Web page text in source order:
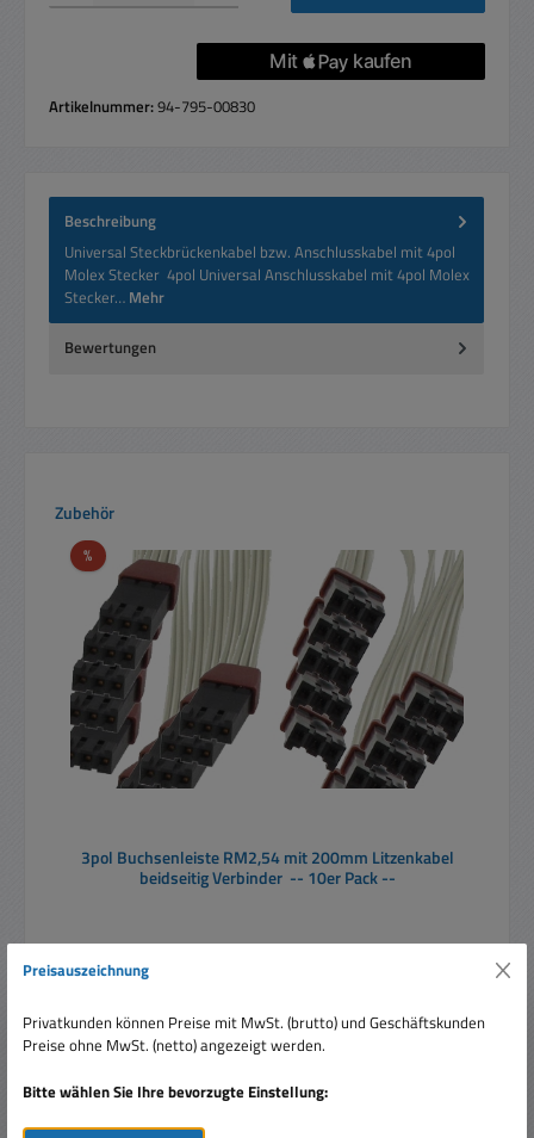
Artikelnummer:94-795-00830
Beschreibung
Universal Steckbrückenkabel bzw. Anschlusskabel mit 4pol
Molex Stecker 4pol Universal Anschlusskabel mit 4pol Molex
Stecker… Mehr
Bewertungen
Produktgalerie überspringen
Zubehör
%Rabatt
3pol Buchsenleiste RM2,54 mit 200mm Litzenkabel
beidseitig Verbinder -- 10er Pack --
Preise inkl. MwSt. zzgl. Versandkosten
Preisauszeichnung
Privatkunden können Preise mit MwSt. (brutto) und Geschäftskunden
Preise ohne MwSt. (netto) angezeigt werden.
Bitte wählen Sie Ihre bevorzugte Einstellung: